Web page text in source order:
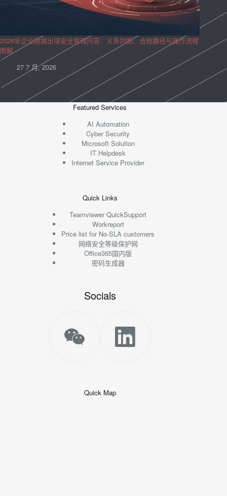
2026年企业数据出境安全管理问答：义务判断、合规路径与操作流程
图解
27 7 月, 2026
Featured Services
AI Automation
Cyber Security
Microsoft Solution
IT Helpdesk
Internet Service Provider
Quick Links
Teamviewer QuickSupport
Workreport
Price list for No-SLA customers
网络安全等级保护网
Office365国内版
密码生成器
Socials
Quick Map